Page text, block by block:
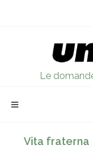
Le
Vita fraterna